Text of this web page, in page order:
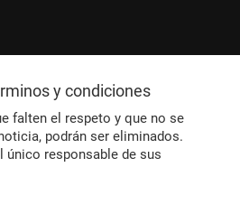
y condiciones
falten el respeto y que no se
podrán ser eliminados.
único responsable de sus